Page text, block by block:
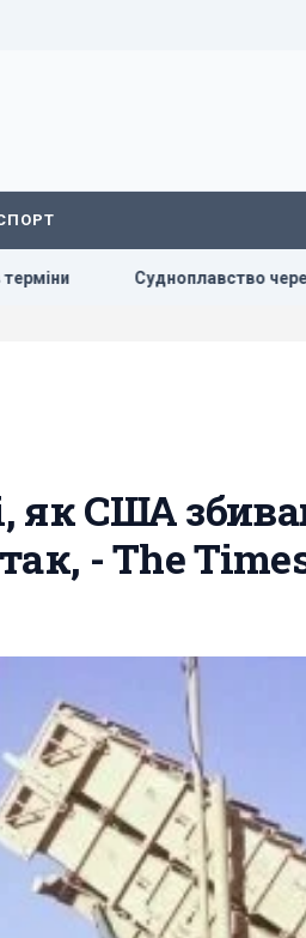
Судноплавство через Баб-ель-
як США
- The